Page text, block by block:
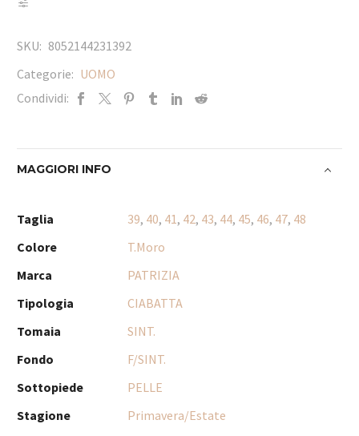
SKU: 8052144231392
Categorie: UOMO
Condividi:
MAGGIORI INFO
Taglia 39, 40, 41, 42, 43, 44, 45, 46, 47, 48
Colore
T.Moro
Marca
PATRIZIA
Tipologia
CIABATTA
Tomaia
SINT.
Fondo
F/SINT.
Sottopiede
PELLE
Stagione
Primavera/Estate